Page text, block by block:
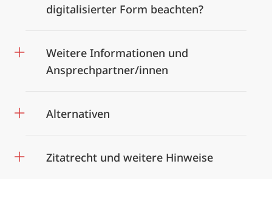
digitalisierter Form beachten?
Weitere Informationen und
Ansprechpartner/innen
Alternativen
Zitatrecht und weitere Hinweise